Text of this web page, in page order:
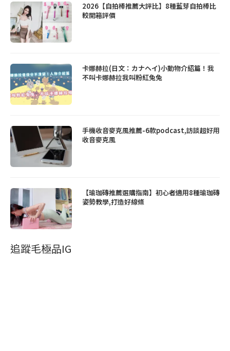
2026【自拍棒推薦大評比】8種藍芽自拍棒比
較開箱評價
卡娜赫拉(日文：カナヘイ)小動物介紹篇！我
不叫卡娜赫拉我叫粉紅兔兔
手機收音麥克風推薦-6款podcast,訪談超好用
收音麥克風
【瑜珈磚推薦選購指南】初心者適用8種瑜珈磚
姿勢教學,打造好線條
追蹤毛極品IG